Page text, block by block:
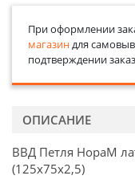
При оформлении
магазиндля
подтверждении
ОПИСАНИЕ
ВВД Петля НораМ
(125х75х2,5)